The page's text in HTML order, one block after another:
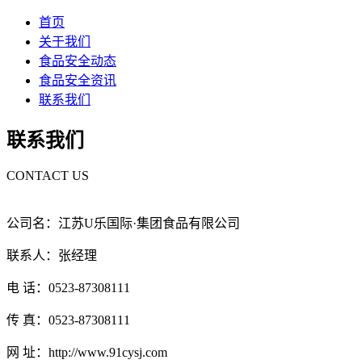
首页
关于我们
食品安全动态
食品安全资讯
联系我们
联系我们
CONTACT US
公司名：江苏U乐国际·集团食品有限公司
联系人：张经理
电 话：0523-87308111
传 真：0523-87308111
网 址：http://www.91cysj.com